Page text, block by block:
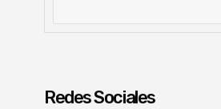
Redes Sociales